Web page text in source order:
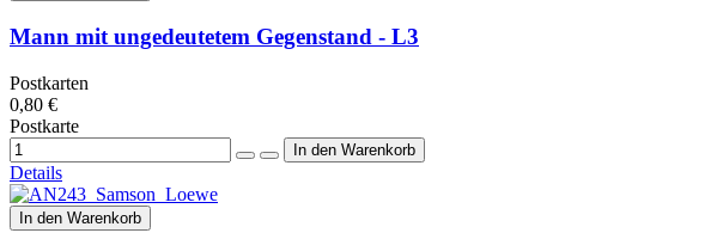
Mann mit ungedeutetem Gegenstand - L3
Postkarten
0,80 €
Postkarte
Details
In den Warenkorb